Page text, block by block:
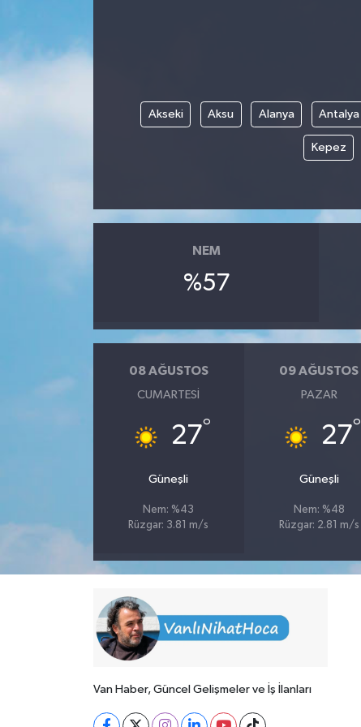
Akseki Aksu Alanya Antalya
Kepez
NEM
%57
08 AĞUSTOS
CUMARTESI
27°
Güneşli
Nem: %43
Rüzgar: 3.81 m/s
09 AĞUSTOS
PAZAR
27°
Güneşli
Nem: %48
Rüzgar: 2.81 m/s
Van Haber, Güncel Gelişmeler ve İş İlanları